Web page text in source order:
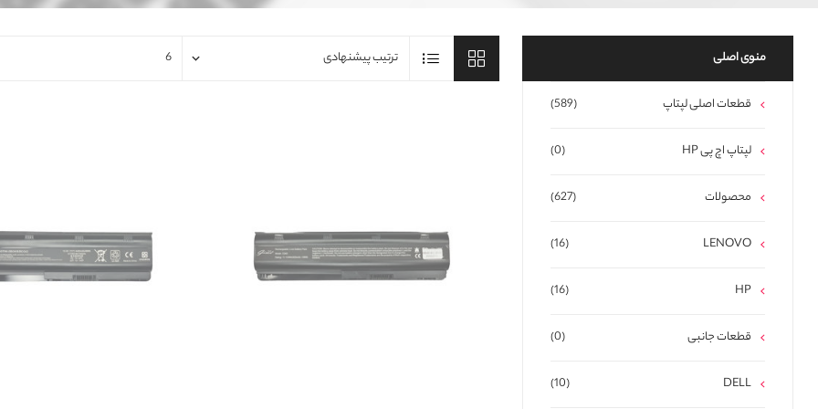
فلت لپتاپ
منوی اصلی
(589) قطعات اصلی لپتاپ
(0) لپتاپ اچ پی HP
(627) محصولات
(16) LENOVO
(16) HP
(0) قطعات جانبی
(10) DELL